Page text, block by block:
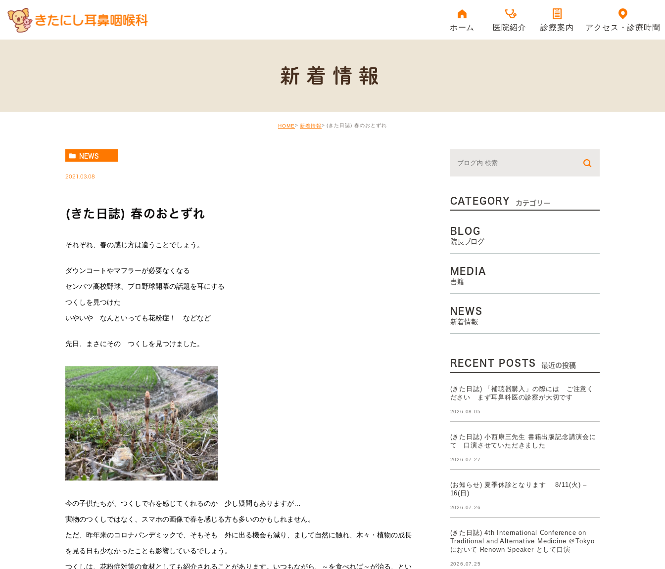
ホーム 医院紹介 診療案内 アクセス・診療時間
新着情報
HOME 新着情報 (きた日誌) 春のおとずれ
NEWS
2021.03.08
(きた日誌) 春のおとずれ
それぞれ、春の感じ方は違うことでしょう。
ダウンコートやマフラーが必要なくなる
センバツ高校野球、プロ野球開幕の話題を耳にする
つくしを見つけた
いやいや なんといっても花粉症！ などなど
先日、まさにその つくしを見つけました。
今の子供たちが、つくしで春を感じてくれるのか 少し疑問もありますが…
実物のつくしではなく、スマホの画像で春を感じる方も多いのかもしれません。
ただ、昨年来のコロナパンデミックで、そもそも 外に出る機会も減り、まして自然に触れ、木々・植物の成長
を見る日も少なかったことも影響しているでしょう。
つくしは、花粉症対策の食材としても紹介されることがあります。いつもながら、～を食べれば～が治る、とい
CATEGORY カテゴリー
BLOG
院長ブログ
MEDIA
書籍
NEWS
新着情報
RECENT POSTS 最近の投稿
(きた日誌) 「補聴器購入」の際には ご注意く
ださい まず耳鼻科医の診察が大切です
2026.08.05
(きた日誌) 小西康三先生 書籍出版記念講演会に
て 口演させていただきました
2026.07.27
(お知らせ) 夏季休診となります 8/11(火) –
16(日)
2026.07.26
(きた日誌) 4th International Conference on
Traditional and Alternative Medicine ＠Tokyo
において Renown Speaker として口演
2026.07.25